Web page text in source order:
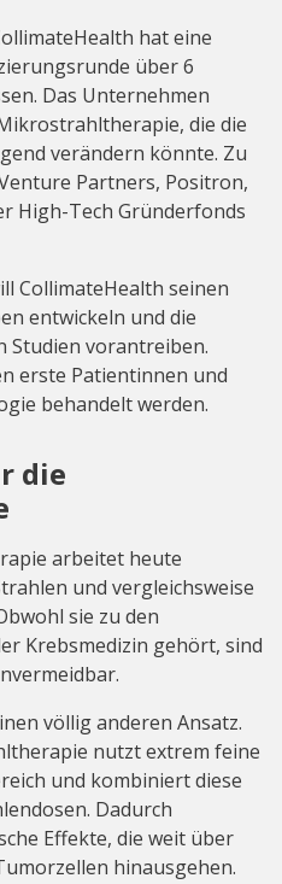
hat eine
über 6
Das Unternehmen
die die
verändern könnte. Zu
Partners, Positron,
High-Tech Gründerfonds
CollimateHealth seinen
entwickeln und die
Studien vorantreiben.
erste Patientinnen und
behandelt werden.
die
arbeitet heute
und vergleichsweise
sie zu den
Krebsmedizin gehört, sind
völlig anderen Ansatz.
nutzt extrem feine
und kombiniert diese
Dadurch
Effekte, die weit über
hinausgehen.